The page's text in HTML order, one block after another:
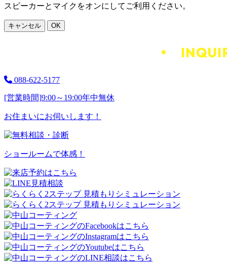
スピーカーとマイクをオンにしてご利用ください。
キャンセル OK
088-622-5177
[営業時間]9:00～19:00年中無休
お住まいにお伺いします！
ショールームで体感！